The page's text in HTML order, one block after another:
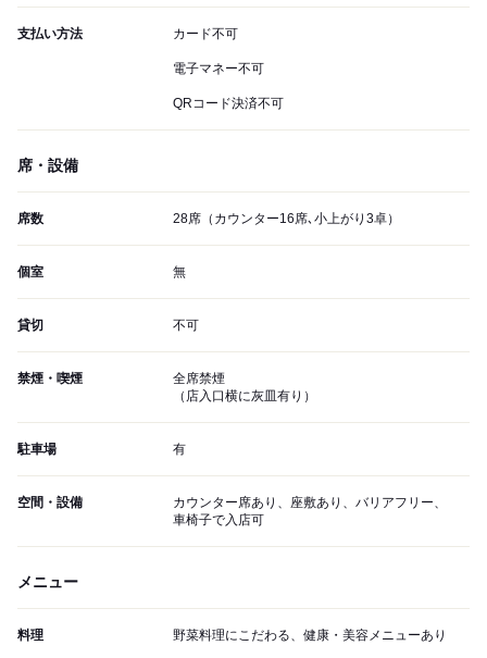
支払い方法 カード不可
電子マネー不可
QRコード決済不可
席・設備
席数 28席（カウンター16席､小上がり3卓）
個室 無
貸切 不可
禁煙・喫煙
全席禁煙
（店入口横に灰皿有り）
駐車場 有
空間・設備
カウンター席あり、座敷あり、バリアフリー、
車椅子で入店可
メニュー
料理 野菜料理にこだわる、健康・美容メニューあり